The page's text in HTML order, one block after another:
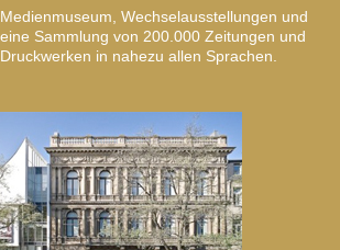
Medienmuseum, Wechselausstellungen und
eine Sammlung von 200.000 Zeitungen und
Druckwerken in nahezu allen Sprachen.